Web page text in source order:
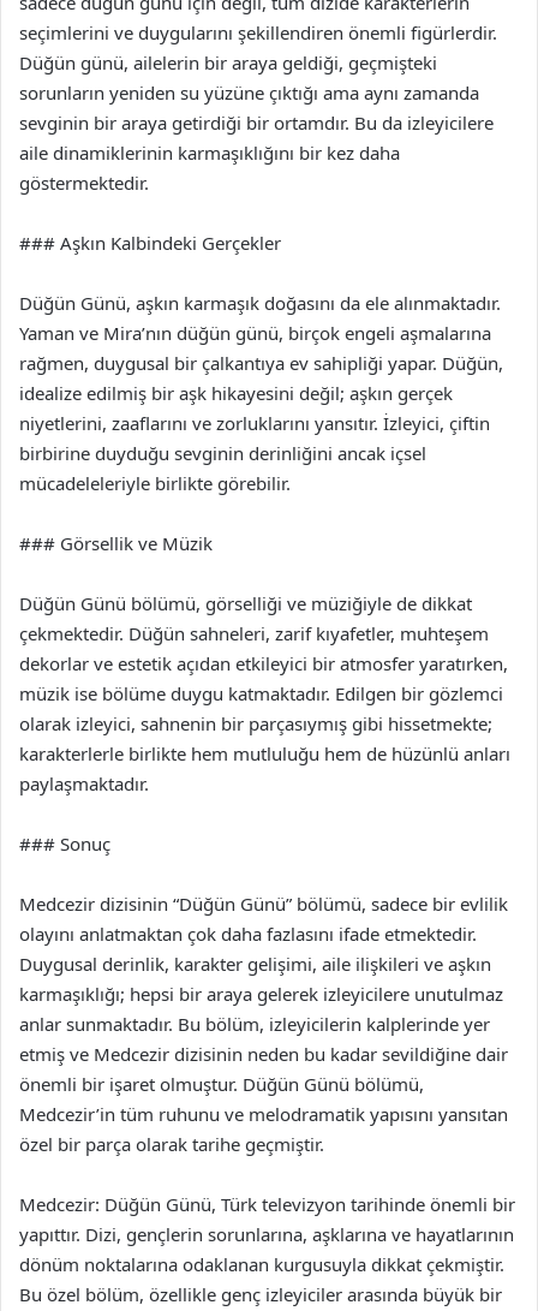
seçimlerini ve duygularını şekillendiren önemli figürlerdir.
Düğün günü, ailelerin bir araya geldiği, geçmişteki
sorunların yeniden su yüzüne çıktığı ama aynı zamanda
sevginin bir araya getirdiği bir ortamdır. Bu da izleyicilere
aile dinamiklerinin karmaşıklığını bir kez daha
göstermektedir.
### Aşkın Kalbindeki Gerçekler
Düğün Günü, aşkın karmaşık doğasını da ele alınmaktadır.
Yaman ve Mira’nın düğün günü, birçok engeli aşmalarına
rağmen, duygusal bir çalkantıya ev sahipliği yapar. Düğün,
idealize edilmiş bir aşk hikayesini değil; aşkın gerçek
niyetlerini, zaaflarını ve zorluklarını yansıtır. İzleyici, çiftin
birbirine duyduğu sevginin derinliğini ancak içsel
mücadeleleriyle birlikte görebilir.
### Görsellik ve Müzik
Düğün Günü bölümü, görselliği ve müziğiyle de dikkat
çekmektedir. Düğün sahneleri, zarif kıyafetler, muhteşem
dekorlar ve estetik açıdan etkileyici bir atmosfer yaratırken,
müzik ise bölüme duygu katmaktadır. Edilgen bir gözlemci
olarak izleyici, sahnenin bir parçasıymış gibi hissetmekte;
karakterlerle birlikte hem mutluluğu hem de hüzünlü anları
paylaşmaktadır.
### Sonuç
Medcezir dizisinin “Düğün Günü” bölümü, sadece bir evlilik
olayını anlatmaktan çok daha fazlasını ifade etmektedir.
Duygusal derinlik, karakter gelişimi, aile ilişkileri ve aşkın
karmaşıklığı; hepsi bir araya gelerek izleyicilere unutulmaz
anlar sunmaktadır. Bu bölüm, izleyicilerin kalplerinde yer
etmiş ve Medcezir dizisinin neden bu kadar sevildiğine dair
önemli bir işaret olmuştur. Düğün Günü bölümü,
Medcezir’in tüm ruhunu ve melodramatik yapısını yansıtan
özel bir parça olarak tarihe geçmiştir.
Medcezir: Düğün Günü, Türk televizyon tarihinde önemli bir
yapıttır. Dizi, gençlerin sorunlarına, aşklarına ve hayatlarının
dönüm noktalarına odaklanan kurgusuyla dikkat çekmiştir.
Bu özel bölüm, özellikle genç izleyiciler arasında büyük bir